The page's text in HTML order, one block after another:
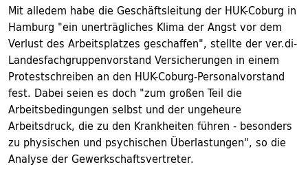
Mit alledem habe die Geschäftsleitung der HUK-Coburg in
Hamburg "ein unerträgliches Klima der Angst vor dem
Verlust des Arbeitsplatzes geschaffen", stellte der ver.di-
Landesfachgruppenvorstand Versicherungen in einem
Protestschreiben an den HUK-Coburg-Personalvorstand
fest. Dabei seien es doch "zum großen Teil die
Arbeitsbedingungen selbst und der ungeheure
Arbeitsdruck, die zu den Krankheiten führen - besonders
zu physischen und psychischen Überlastungen", so die
Analyse der Gewerkschaftsvertreter.